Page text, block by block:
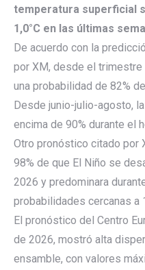
temperatura superficial
1,0°C en las últimas
De acuerdo con la
por XM, desde el
una probabilidad de 82%
Desde junio-julio-agosto,
encima de 90% durante el
Otro pronóstico citado por
98% de que El Niño se
2026 y predominara
probabilidades cercanas a
El pronóstico del Centro
de 2026, mostró alta
ensamble, con valores